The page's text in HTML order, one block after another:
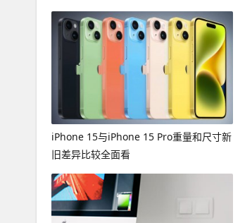
iPhone 15与iPhone 15 Pro重量和尺寸新
旧差异比较全面看